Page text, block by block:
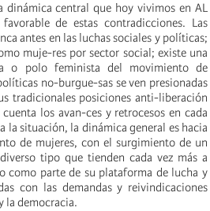
dinámica central que hoy vivimos en AL
de estas contradicciones. Las
antes en las luchas sociales y políticas;
muje-res por sector social; existe una
o polo feminista del movimiento de
no-burgue-sas se ven presionadas
tradicionales posiciones anti-liberación
los avan-ces y retrocesos en cada
la situación, la dinámica general es hacia
de mujeres, con el surgimiento de un
tipo que tienden cada vez más a
como parte de su plataforma de lucha y
con las demandas y reivindicaciones
la democracia.